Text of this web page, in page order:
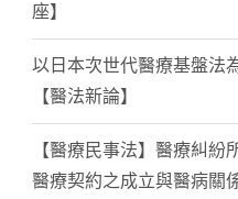
座】
以日本次世代醫療基盤法
【醫法新論】
【醫療民事法】醫療糾
醫療契約之成立與醫病關